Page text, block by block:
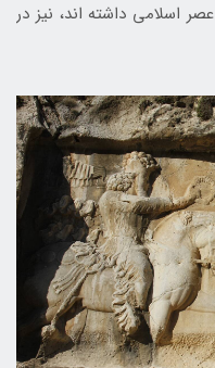
اسلامی داشته اند، نیز در